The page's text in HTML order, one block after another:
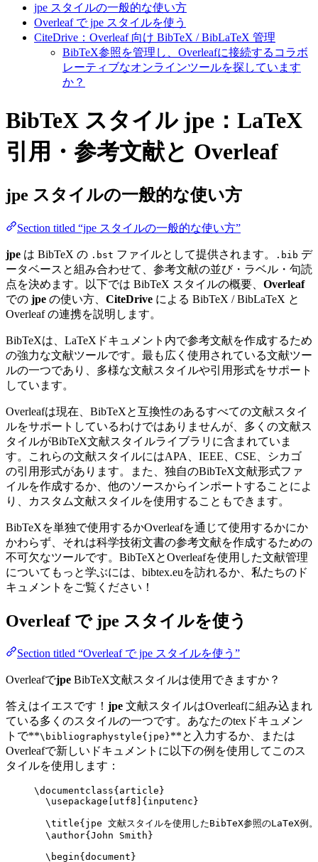
jpe スタイルの一般的な使い方
Overleaf で jpe スタイルを使う
CiteDrive：Overleaf 向け BibTeX / BibLaTeX 管理
BibTeX参照を管理し、Overleafに接続するコラボ
レーティブなオンラインツールを探しています
か？
BibTeX スタイル jpe：LaTeX
引用・参考文献と Overleaf
jpe スタイルの一般的な使い方
Section titled “jpe スタイルの一般的な使い方”
jpe は BibTeX の .bst ファイルとして提供されます。 .bib デ
ータベースと組み合わせて、参考文献の並び・ラベル・句読
点を決めます。以下では BibTeX スタイルの概要、 Overleaf
での jpe の使い方、 CiteDrive による BibTeX / BibLaTeX と
Overleaf の連携を説明します。
BibTeXは、LaTeXドキュメント内で参考文献を作成するため
の強力な文献ツールです。最も広く使用されている文献ツー
ルの一つであり、多様な文献スタイルや引用形式をサポート
しています。
Overleafは現在、BibTeXと互換性のあるすべての文献スタイ
ルをサポートしているわけではありませんが、多くの文献ス
タイルがBibTeX文献スタイルライブラリに含まれていま
す。これらの文献スタイルにはAPA、IEEE、CSE、シカゴ
の引用形式があります。また、独自のBibTeX文献形式ファ
イルを作成するか、他のソースからインポートすることによ
り、カスタム文献スタイルを使用することもできます。
BibTeXを単独で使用するかOverleafを通じて使用するかにか
かわらず、それは科学技術文書の参考文献を作成するための
不可欠なツールです。BibTeXとOverleafを使用した文献管理
についてもっと学ぶには、bibtex.euを訪れるか、私たちのド
キュメントをご覧ください！
Overleaf で jpe スタイルを使う
Section titled “Overleaf で jpe スタイルを使う”
Overleafでjpe BibTeX文献スタイルは使用できますか？
答えはイエスです！ jpe 文献スタイルはOverleafに組み込まれ
ている多くのスタイルの一つです。あなたのtexドキュメン
トで**\bibliographystyle{jpe}**と入力するか、または
Overleafで新しいドキュメントに以下の例を使用してこのス
タイルを使用します：
\documentclass{ article }
\usepackage
utf8 ]{ inputenc }
\title{jpe 文献スタイルを使用したBibTeX参照のLaTeX例
\author{John Smith}
\begin{ document }